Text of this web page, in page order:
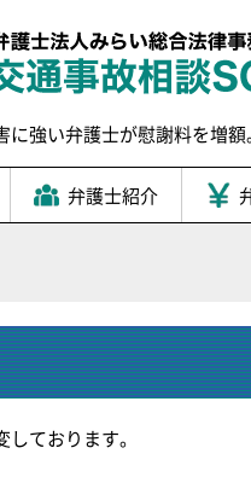
強い弁護士が慰謝料を増額。
弁護士紹介
ております。